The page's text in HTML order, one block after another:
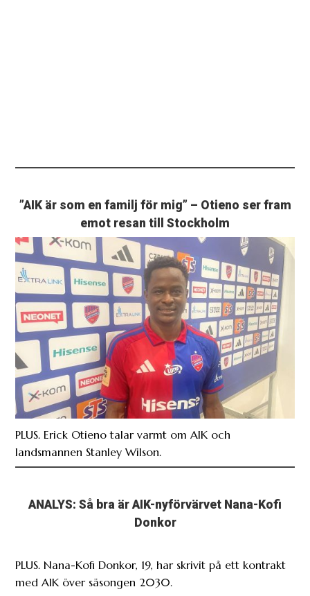
”AIK är som en familj för mig” – Otieno ser fram
emot resan till Stockholm
PLUS. Erick Otieno talar varmt om AIK och
landsmannen Stanley Wilson.
ANALYS: Så bra är AIK-nyförvärvet Nana-Kofi
Donkor
PLUS. Nana-Kofi Donkor, 19, har skrivit på ett kontrakt
med AIK över säsongen 2030.